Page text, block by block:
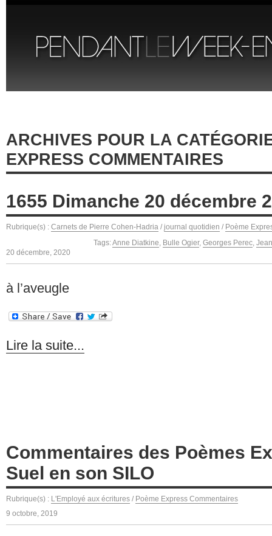
ARCHIVES POUR LA
EXPRESS COMMENTAIRES
1655 Dimanche 20 décembre
Rubrique(s) : Carnets de Pierre Cohen-Hadria / journal quotidien / Poème
Tags:Anne Diatkine, Bulle Ogier, Georges Perec,
20 décembre, 2020
à l’aveugle
Lire la suite...
Commentaires des Poèmes
Suel en son SILO
Rubrique(s) : L'Employé aux écritures / Poème Express Commentaires
9 octobre, 2019